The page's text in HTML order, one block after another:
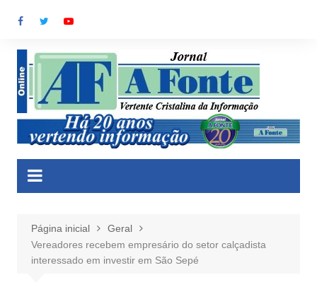
para
conteúdo
Página inicial
Geral
Vereadores recebem empresário do setor calçadista
interessado em investir em São Sepé